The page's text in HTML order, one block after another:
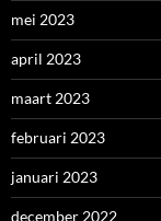
mei 2023
april 2023
maart 2023
februari 2023
januari 2023
december 2022